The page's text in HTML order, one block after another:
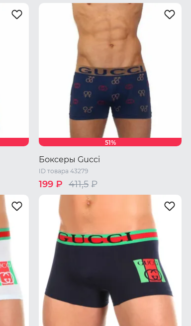
Один размер
51%
Боксеры Gucci
ID товара 43279
199 ₽ 411,5 ₽
Один размер